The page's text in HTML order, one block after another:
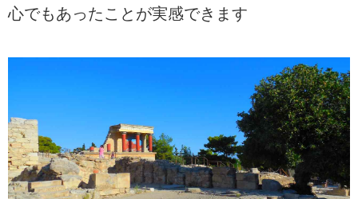
心でもあったことが実感できます